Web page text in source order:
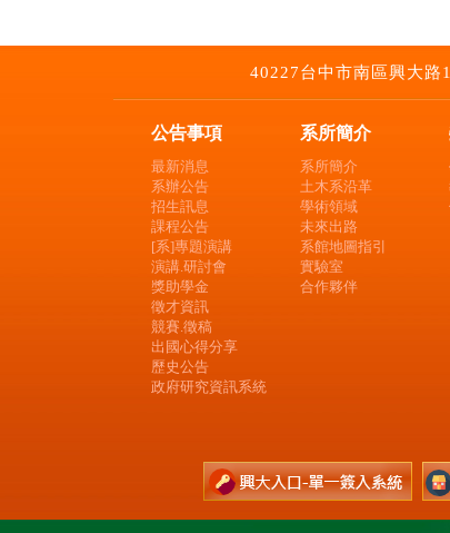
40227台中市南區興大
公告事項
最新消息
系辦公告
招生訊息
課程公告
[系]專題演講
演講.研討會
獎助學金
徵才資訊
競賽.徵稿
出國心得分享
歷史公告
政府研究資訊系統
系所簡介
系所簡介
土木系沿革
學術領域
未來出路
系館地圖指引
實驗室
合作夥伴